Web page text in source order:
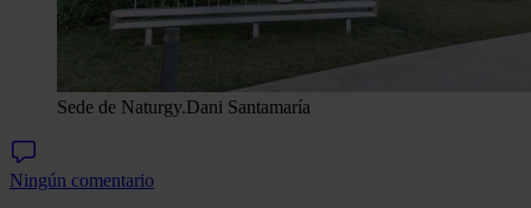
Sede de Naturgy.Dani Santamaría
Ningún comentario